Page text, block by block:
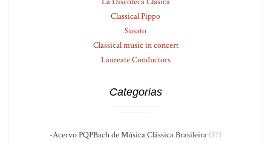
Classical Pippo
Susato
Classical music in concert
Laureate Conductors
Categorias
-Acervo PQPBach de Música Clássica Brasileira (37)